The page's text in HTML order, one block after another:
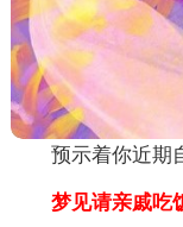
预示着你近期
梦见请亲戚吃